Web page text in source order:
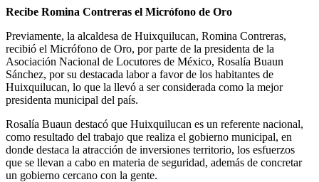
Recibe Romina Contreras el Micrófono de Oro
Previamente, la alcaldesa de Huixquilucan, Romina Contreras,
recibió el Micrófono de Oro, por parte de la presidenta de la
Asociación Nacional de Locutores de México, Rosalía Buaun
Sánchez, por su destacada labor a favor de los habitantes de
Huixquilucan, lo que la llevó a ser considerada como la mejor
presidenta municipal del país.
Rosalía Buaun destacó que Huixquilucan es un referente nacional,
como resultado del trabajo que realiza el gobierno municipal, en
donde destaca la atracción de inversiones territorio, los esfuerzos
que se llevan a cabo en materia de seguridad, además de concretar
un gobierno cercano con la gente.